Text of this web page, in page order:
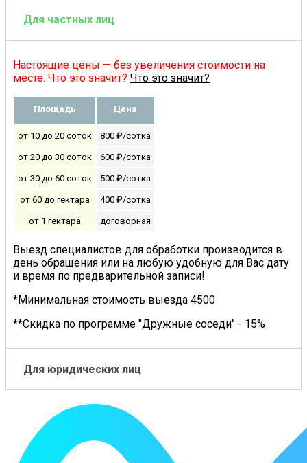
Для частных лиц
Настоящие цены — без увеличения стоимости на
месте. Что это значит? Что это значит?
Площадь Цена
от 10 до 20 соток 800 ₽/сотка
от 20 до 30 соток 600 ₽/сотка
от 30 до 60 соток 500 ₽/сотка
от 60 до гектара 400 ₽/сотка
от 1 гектара договорная
Выезд специалистов для обработки производится в
день обращения или на любую удобную для Вас дату
и время по предварительной записи!
*Минимальная стоимость выезда 4500
**Скидка по программе "Дружные соседи" - 15%
Для юридических лиц